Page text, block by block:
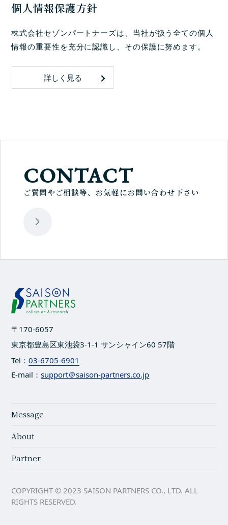
個人情報保護方針
株式会社セゾンパートナーズは、当社が扱う全ての個人
情報の重要性を充分に認識し、その保護に努めます。
詳しく見る
CONTACT
ご質問やご相談等、お気軽にお問い合わせ下さい
Message
About
Partner
〒170-6057
東京都豊島区東池袋3-1-1 サンシャイン60 57階
Tel：03-6705-6901
E-mail：support＠saison-partners.co.jp
COPYRIGHT © 2023 SAISON PARTNERS CO., LTD. ALL
RIGHTS RESERVED.